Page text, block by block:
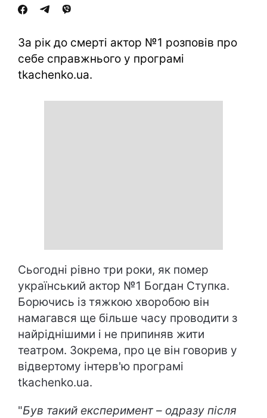
За рік до смерті актор №1 розповів про
себе справжнього у програмі
tkachenko.ua.
Сьогодні рівно три роки, як помер
український актор №1 Богдан Ступка.
Борючись із тяжкою хворобою він
намагався ще більше часу проводити з
найріднішими і не припиняв жити
театром. Зокрема, про це він говорив у
відвертому інтерв'ю програмі
tkachenko.ua.
"Був такий експеримент – одразу після